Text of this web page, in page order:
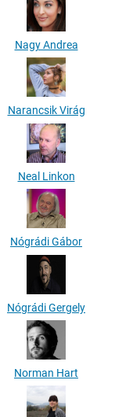
Nagy Andrea
Narancsik Virág
Neal Linkon
Nógrádi Gábor
Nógrádi Gergely
Norman Hart